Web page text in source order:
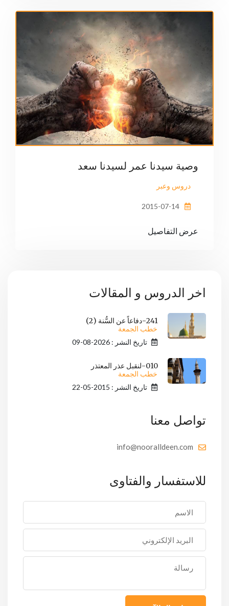
وصية سيدنا عمر لسيدنا سعد
دروس وعبر
عرض التفاصيل
اخر الدروس و المقالات
241-دفاعاً عن السُّنة (2)
خطب الجمعة
تاريخ النشر : 2026-08-09
010-لنقبل عذر المعتذر
خطب الجمعة
تاريخ النشر : 2015-05-22
تواصل معنا
info@nooralldeen.com
للاستفسار والفتاوى